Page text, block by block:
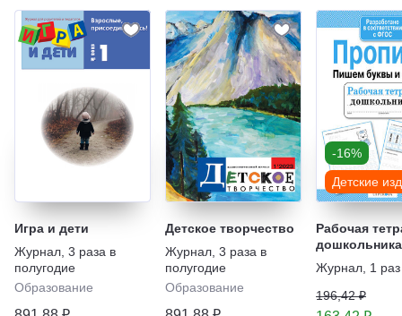
Игра и дети
Журнал 3 раза в
полугодие
Образование
Детское творчество
Журнал 3 раза в
полугодие
Образование
-16%
Детские
Рабочая
тетрадей
Журнал 1
196,42 ₽